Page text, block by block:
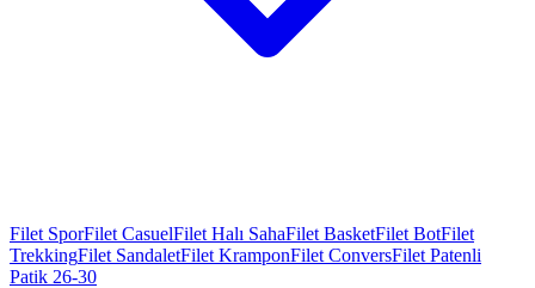
Filet SporFilet CasuelFilet Halı SahaFilet BasketFilet BotFilet
TrekkingFilet SandaletFilet KramponFilet ConversFilet Patenli
Patik 26-30